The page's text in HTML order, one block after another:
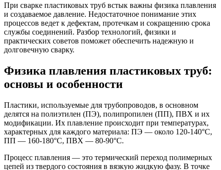
При сварке пластиковых труб встык важны физика плавления
и создаваемое давление. Недостаточное понимание этих
процессов ведет к дефектам, протечкам и сокращению срока
службы соединений. Разбор технологий, физики и
практических советов поможет обеспечить надежную и
долговечную сварку.
Физика плавления пластиковых труб:
основы и особенности
Пластики, используемые для трубопроводов, в основном
делятся на полиэтилен (ПЭ), полипропилен (ПП), ПВХ и их
модификации. Их плавление происходит при температурах,
характерных для каждого материала: ПЭ — около 120-140°C,
ПП — 160-180°C, ПВХ — 80-90°C.
Процесс плавления — это термический переход полимерных
цепей из твердого состояния в вязкую жидкую фазу. В точке